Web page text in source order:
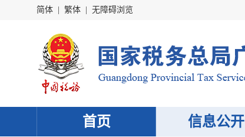
简体 繁体 无障碍浏览
首页 信息公开